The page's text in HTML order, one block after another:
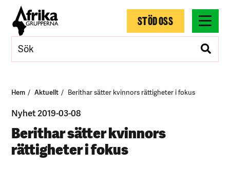
STÖD OSS
Hem Aktuellt Berithar sätter kvinnors rättigheter i fokus
Nyhet 2019-03-08
Berithar sätter kvinnors
rättigheter i fokus